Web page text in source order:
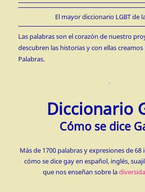
El mayor diccionario LGBT de
Las palabras son el corazón de nuestro
descubren las historias y con ellas creamos
Palabras.
Diccionario
Cómo se dice
Más de 1700 palabras y expresiones de
cómo se dice gay en español, inglés,
que nos enseñan sobre la